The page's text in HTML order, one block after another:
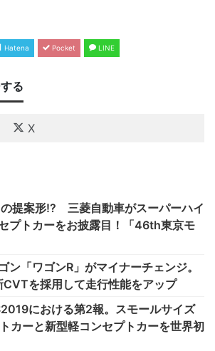
Hatena Pocket LINE
る
X
提案形!? 三菱自動車がスーパーハイ
プトカーをお披露目！「46th東京モ
ン「ワゴンR」がマイナーチェンジ。
を採用して走行性能をアップ
における第2報。スモールサイズ
カーと新型軽コンセプトカーを世界初